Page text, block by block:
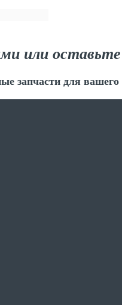
или оставьте
запчасти для вашего